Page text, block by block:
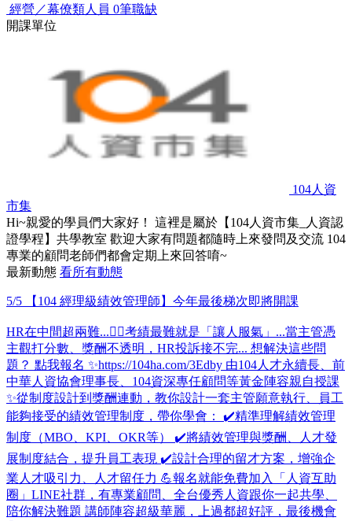
經營／幕僚類人員 0筆職缺
開課單位
104人資
市集
Hi~親愛的學員們大家好！ 這裡是屬於【104人資市集_人資認
證學程】共學教室 歡迎大家有問題都隨時上來發問及交流 104
專業的顧問老師們都會定期上來回答唷~
最新動態 看所有動態
5/5 【104 經理級績效管理師】今年最後梯次即將開課
HR在中間超兩難...😵‍💫考績最難就是「讓人服氣」...當主管憑
主觀打分數、獎酬不透明，HR投訴接不完... 想解決這些問
題？ 點我報名 ✨https://104ha.com/3Edby 由104人才永續長、前
中華人資協會理事長、104資深專任顧問等黃金陣容親自授課
✨從制度設計到獎酬連動，教你設計一套主管願意執行、員工
能夠接受的績效管理制度，帶你學會： ✔️精準理解績效管理
制度（MBO、KPI、OKR等） ✔️將績效管理與獎酬、人才發
展制度結合，提升員工表現 ✔️設計合理的留才方案，增強企
業人才吸引力、人才留任力 💪報名就能免費加入「人資互助
圈」LINE社群，有專業顧問、全台優秀人資跟你一起共學、
陪你解決難題 講師陣容超級華麗，上過都超好評，最後機會